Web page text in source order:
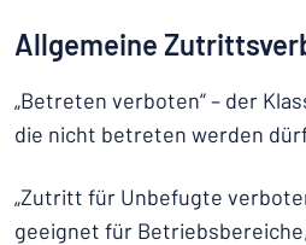
Allgemeine
„Betreten verboten“ – der
die nicht betreten werden
„Zutritt für Unbefugte
geeignet für